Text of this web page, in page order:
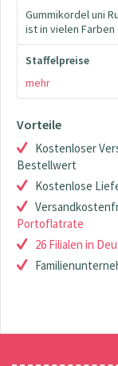
Gummikordel uni
ist in vielen Farben
Staffelpreise
mehr
Vorteile
Kostenloser
Bestellwert
Kostenlose
Portoflatrate
26 Filialen in